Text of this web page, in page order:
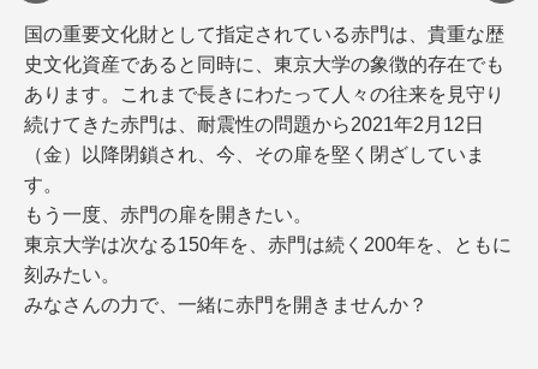
国の重要文化財として指定されている赤門は、貴重な歴
史文化資産であると同時に、東京大学の象徴的存在でも
あります。これまで長きにわたって人々の往来を見守り
続けてきた赤門は、耐震性の問題から2021年2月12日
（金）以降閉鎖され、今、その扉を堅く閉ざしていま
す。
もう一度、赤門の扉を開きたい。
東京大学は次なる150年を、赤門は続く200年を、ともに
刻みたい。
みなさんの力で、一緒に赤門を開きませんか？